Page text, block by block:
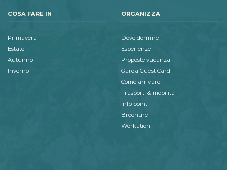
COSA FARE IN
Primavera
Estate
Autunno
Inverno
ORGANIZZA
Dove dormire
Esperienze
Proposte vacanza
Garda Guest Card
Come arrivare
Trasporti & mobilità
Info point
Brochure
Workation